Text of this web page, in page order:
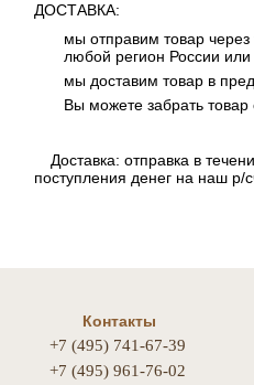
ДОСТАВКА:
мы отправим товар
любой регион России
мы доставим товар в
Вы можете забрать
Доставка: отправка в
поступления денег на наш р/
Контакты
+7 (495) 741-67-39
+7 (495) 961-76-02